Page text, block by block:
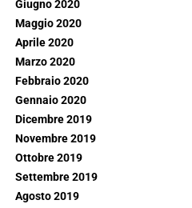
Giugno 2020
Maggio 2020
Aprile 2020
Marzo 2020
Febbraio 2020
Gennaio 2020
Dicembre 2019
Novembre 2019
Ottobre 2019
Settembre 2019
Agosto 2019